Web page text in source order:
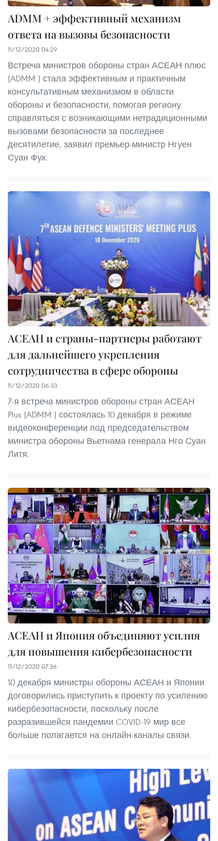
ADMM + эффективный механизм
ответа на вызовы безопасности
11/12/2020 04:29
Встреча министров обороны стран АСЕАН плюс
(ADMM ) стала эффективным и практичным
консультативным механизмом в области
обороны и безопасности, помогая региону
справляться с возникающими нетрадиционными
вызовами безопасности за последнее
десятилетие, заявил премьер-министр Нгуен
Суан Фук.
АСЕАН и страны-партнеры работают
для дальнейшего укрепления
сотрудничества в сфере обороны
11/12/2020 06:33
7-я встреча министров обороны стран АСЕАН
Plus (ADMM ) состоялась 10 декабря в режиме
видеоконференции под председательством
министра обороны Вьетнама генерала Нго Суан
Литя.
АСЕАН и Япония объединяют усилия
для повышения кибербезопасности
11/12/2020 07:36
10 декабря министры обороны АСЕАН и Японии
договорились приступить к проекту по усилению
кибербезопасности, поскольку после
разразившейся пандемии COVID-19 мир все
больше полагается на онлайн-каналы связи.